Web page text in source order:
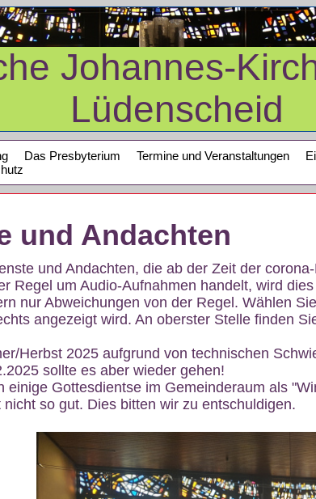
Johannes-
Lüdenscheid
Das Presbyterium Termine und Veranstaltungen
und Andachten
und Andachten, die ab der Zeit der
Regel um Audio-Aufnahmen handelt, wird
nur Abweichungen von der Regel. Wählen
angezeigt wird. An oberster Stelle finden
Herbst 2025 aufgrund von technischen
sollte es aber wieder gehen!
einige Gottesdientse im Gemeinderaum als
so gut. Dies bitten wir zu entschuldigen.